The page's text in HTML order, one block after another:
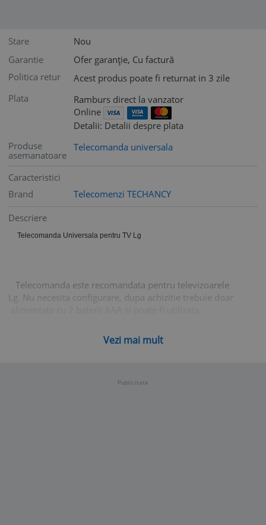
Stare
Nou
Garantie
Ofer garanție, Cu factură
Politica retur
Acest produs poate fi returnat in 3 zile
Plata
Ramburs direct la vanzator
Online
Detalii: Detalii despre plata
Produse
asemanatoare
Telecomanda universala
Caracteristici
Brand
Telecomenzi TECHANCY
Descriere
Telecomanda Universala pentru TV Lg
Telecomanda este recomandata pentru televizoarele
Lg. Nu necesita configurare, dupa achizitie trebuie doar
Este realizata din plastic rezistent cu butoane din
cauciuc moale, ce permite o apasare usoara.
Vezi mai mult
Publicitate